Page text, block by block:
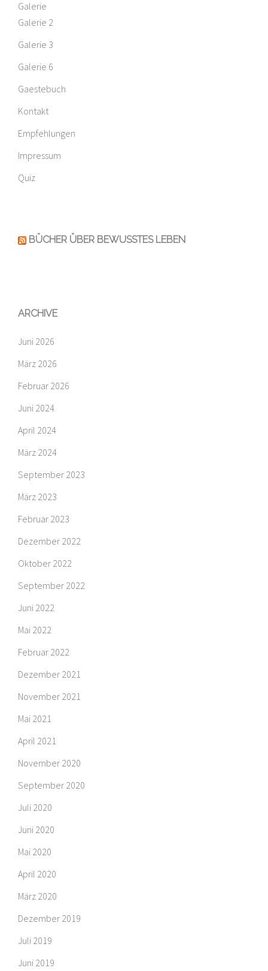
Galerie
Galerie 2
Galerie 3
Galerie 6
Gaestebuch
Kontakt
Empfehlungen
Impressum
Quiz
BÜCHER ÜBER BEWUSSTES LEBEN
ARCHIVE
Juni 2026
März 2026
Februar 2026
Juni 2024
April 2024
März 2024
September 2023
März 2023
Februar 2023
Dezember 2022
Oktober 2022
September 2022
Juni 2022
Mai 2022
Februar 2022
Dezember 2021
November 2021
Mai 2021
April 2021
November 2020
September 2020
Juli 2020
Juni 2020
Mai 2020
April 2020
März 2020
Dezember 2019
Juli 2019
Juni 2019